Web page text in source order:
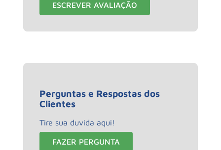
ESCREVER AVALIAÇÃO
Perguntas e Respostas dos
Clientes
Tire sua duvida aqui!
FAZER PERGUNTA